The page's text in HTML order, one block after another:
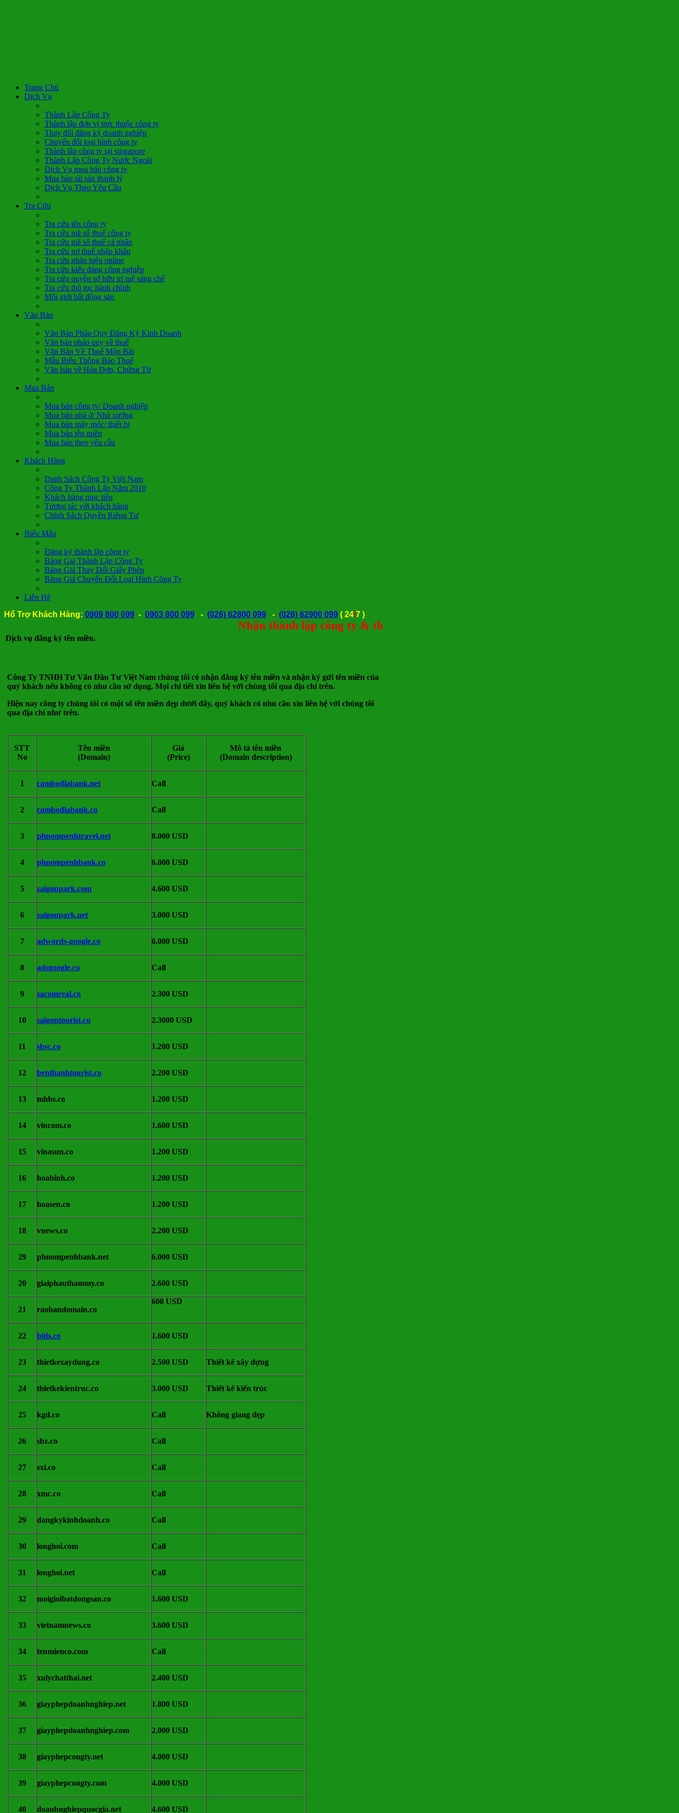
Trang Chủ
Dịch Vụ
Thành Lập Công Ty
Thành lập đơn vị trực thuộc công ty
Thay đổi đăng ký doanh nghiệp
Chuyển đổi loại hình công ty
Thành lập công ty tại singapore
Thành Lập Công Ty Nước Ngoài
Dịch Vụ mua bán công ty
Mua bán tài sản thanh lý
Dịch Vụ Theo Yêu Cầu
Tra Cứu
Tra cứu tên công ty
Tra cứu mã số thuế công ty
Tra cứu mã số thuế cá nhân
Tra cứu nợ thuế nhập khẩu
Tra cứu nhãn hiệu online
Tra cứu kiểu dáng công nghiệp
Tra cứu quyền sở hữu trí tuệ sáng chế
Tra cứu thủ tục hành chính
Môi giới bất động sản
Văn Bản
Văn Bản Pháp Quy Đăng Ký Kinh Doanh
Văn bản pháp quy về thuế
Văn Bản Về Thuế Môn Bài
Mẫu Biểu Thông Báo Thuế
Văn bản về Hóa Đơn, Chứng Từ
Mua Bán
Mua bán công ty/ Doanh nghiệp
Mua bán nhà ở/ Nhà xưởng
Mua bán máy móc/ thiết bị
Mua bán tên miền
Mua bán theo yêu cầu
Khách Hàng
Danh Sách Công Ty Việt Nam
Công Ty Thành Lập Năm 2010
Khách hàng mục tiêu
Tương tác với khách hàng
Chính Sách Quyền Riêng Tư
Biểu Mẫu
Đăng ký thành lập công ty
Bảng Giá Thành Lập Công Ty
Bảng Giá Thay Đổi Giấy Phép
Bảng Giá Chuyển Đổi Loại Hình Công Ty
Liên Hệ
Hổ Trợ Khách Hàng: 0909 800 099 - 0903 800 099 - (028) 62800 099 - (028) 62900 099 ( 24/7 )
Nhận thành lập công ty & thay đổi giấy phép trong toàn quốc
Dịch vụ đăng ký tên miền.
Công Ty TNHH Tư Vấn Đầu Tư Việt Nam chúng tôi có nhận đăng ký tên miền và nhận ký gửi tên miền của
quý khách nếu không có nhu cầu sử dụng. Mọi chi tiết xin liên hệ với chúng tôi qua địa chỉ trên.
Hiện nay công ty chúng tôi có một số tên miền đẹp dưới đây, quý khách có nhu cầu xin liên hệ với chúng tôi
qua địa chỉ như trên.
STT
No
Tên miền
(Domain)
Giá
(Price)
Mô tả tên miền
(Domain description)
1 cambodiabank.net Call
2 cambodiabank.co Call
3 phnompenhtravel.net 8.000 USD
4 phnompenhbank.co 6.000 USD
5 saigonpark.com 4.600 USD
6 saigonpark.net 3.000 USD
7 adwords-google.co 6.000 USD
8 adsgoogle.co Call
9 sacomreal.co 2.300 USD
10 saigontourist.co 2.3000 USD
11 sbsc.co 1.200 USD
12 benthanhtourist.co 2.200 USD
13 mhbs.co 1.200 USD
14 vincom.co 1.600 USD
15 vinasun.co 1.200 USD
16 hoabinh.co 1.200 USD
17 hoasen.co 1.200 USD
18 vnews.co 2.200 USD
29 phnompenhbank.net 6.000 USD
20 giaiphauthammy.co 2.600 USD
21 raobandomain.co
600 USD
22 bitis.co 1.600 USD
23 thietkexaydung.co 2.500 USD Thiết kế xây dựng
24 thietkekientruc.co 3.000 USD Thiết kế kiến trúc
25 kgd.co Call Không giang đẹp
26 sbz.co Call
27 sxi.co Call
28 xmc.co Call
29 dangkykinhdoanh.co Call
30 longhoi.com Call
31 longhoi.net Call
32 moigioibatdongsan.co 1.600 USD
33 vietnamnews.co 3.600 USD
34 tenmienco.com Call
35 xulychatthai.net 2.400 USD
36 giayphepdoanhnghiep.net 1.800 USD
37 giayphepdoanhnghiep.com 2.000 USD
38 giayphepcongty.net 4.000 USD
39 giayphepcongty.com 4.000 USD
40 doanhnghiepquocgia.net 4.600 USD